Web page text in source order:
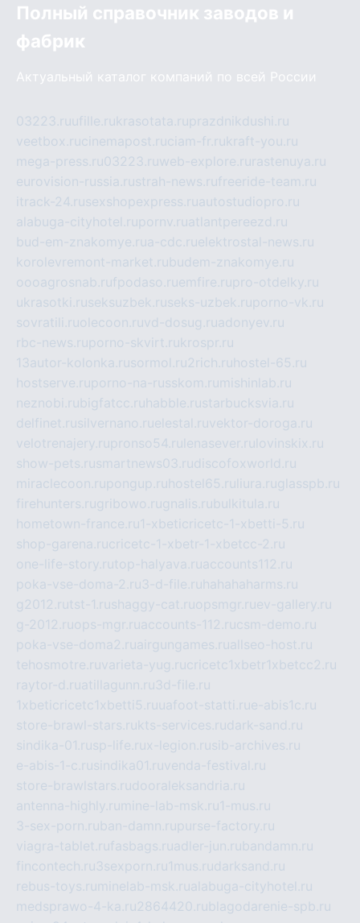
Полный справочник заводов и
фабрик
Актуальный каталог компаний по всей России
03223.ruufille.rukrasotata.ruprazdnikdushi.ru
veetbox.rucinemapost.ruciam-fr.rukraft-you.ru
mega-press.ru03223.ruweb-explore.ru rastenuya.ru
eurovision-russia.rustrah-news.rufreeride-team.ru
itrack-24.rusexshopexpress.ruautostudiopro.ru
alabuga-cityhotel.rupornv.ruatlantpereezd.ru
bud-em-znakomye.rua-cdc.ruelektrostal-news.ru
korolevremont-market.rubudem-znakomye.ru
oooagrosnab.rufpodaso.ruemfire.rupro-otdelky.ru
ukrasotki.ruseksuzbek.ruseks-uzbek.ruporno-vk.ru
sovratili.ruolecoon.ruvd-dosug.ruadonyev.ru
rbc-news.ruporno-skvirt.rukrospr.ru
13autor-kolonka.rusormol.ru2rich.ru hostel-65.ru
hostserve.ruporno-na-russkom.ru mishinlab.ru
neznobi.rubigfatcc.ru habble.rustarbucksvia.ru
delfinet.rusilvernano.ruelestal.ruvektor-doroga.ru
velotrenajery.rupronso54.ru lenasever.ru lovinskix.ru
show-pets.rusmartnews03.rudiscofoxworld.ru
miraclecoon.rupongup.ru hostel65.ru liura.ruglasspb.ru
firehunters.rugribowo.rugnalis.rubulkitula.ru
hometown-france.ru1-xbeticricetc-1-xbetti-5.ru
shop-garena.rucricetc-1-xbetr-1-xbetcc-2.ru
one-life-story.rutop-halyava.ruaccounts112.ru
poka-vse-doma-2.ru3-d-file.ru hahahaharms.ru
g2012.rutst-1.rushaggy-cat.ruopsmgr.ruev-gallery.ru
g-2012.ruops-mgr.ruaccounts-112.rucsm-demo.ru
poka-vse-doma2.ruairgungames.ruallseo-host.ru
tehosmotre.ruvarieta-yug.rucricetc1xbetr1xbetcc2.ru
raytor-d.ruatillagunn.ru3d-file.ru
1xbeticricetc1xbetti5.ruuafoot-statti.rue-abis1c.ru
store-brawl-stars.rukts-services.rudark-sand.ru
sindika-01.rusp-life.rux-legion.rusib-archives.ru
e-abis-1-c.rusindika01.ruvenda-festival.ru
store-brawlstars.rudooraleksandria.ru
antenna-highly.ru mine-lab-msk.ru1-mus.ru
3-sex-porn.ruban-damn.rupurse-factory.ru
viagra-tablet.rufasbags.ruadler-jun.rubandamn.ru
fincontech.ru3sexporn.ru1mus.rudarksand.ru
rebus-toys.ru minelab-msk.rualabuga-cityhotel.ru
medsprawo-4-ka.ru2864420.rublagodarenie-spb.ru